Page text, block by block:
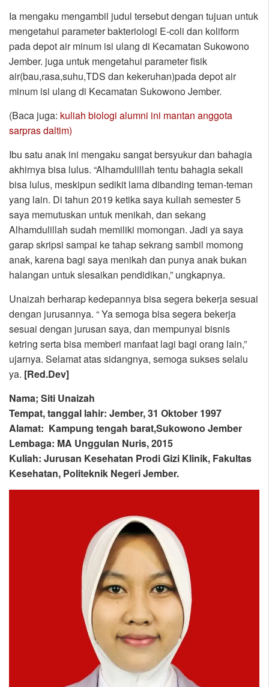
Ia mengaku mengambil judul tersebut dengan tujuan untuk
mengetahui parameter bakteriologi E-coli dan koliform
pada depot air minum isi ulang di Kecamatan Sukowono
Jember. juga untuk mengetahui parameter fisik
air(bau,rasa,suhu,TDS dan kekeruhan)pada depot air
minum isi ulang di Kecamatan Sukowono Jember.
(Baca juga: kuliah biologi alumni ini mantan anggota
sarpras daltim)
Ibu satu anak ini mengaku sangat bersyukur dan bahagia
akhirnya bisa lulus. “Alhamdulillah tentu bahagia sekali
bisa lulus, meskipun sedikit lama dibanding teman-teman
yang lain. Di tahun 2019 ketika saya kuliah semester 5
saya memutuskan untuk menikah, dan sekang
Alhamdulillah sudah memiliki momongan. Jadi ya saya
garap skripsi sampai ke tahap sekrang sambil momong
anak, karena bagi saya menikah dan punya anak bukan
halangan untuk slesaikan pendidikan,” ungkapnya.
Unaizah berharap kedepannya bisa segera bekerja sesuai
dengan jurusannya. “ Ya semoga bisa segera bekerja
sesuai dengan jurusan saya, dan mempunyai bisnis
ketring serta bisa memberi manfaat lagi bagi orang lain,”
ujarnya. Selamat atas sidangnya, semoga sukses selalu
ya. [Red.Dev]
Nama; Siti Unaizah
Tempat, tanggal lahir: Jember, 31 Oktober 1997
Alamat: Kampung tengah barat,Sukowono Jember
Lembaga: MA Unggulan Nuris, 2015
Kuliah: Jurusan Kesehatan Prodi Gizi Klinik, Fakultas
Kesehatan, Politeknik Negeri Jember.